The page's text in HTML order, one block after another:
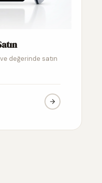
ve değerinde satın